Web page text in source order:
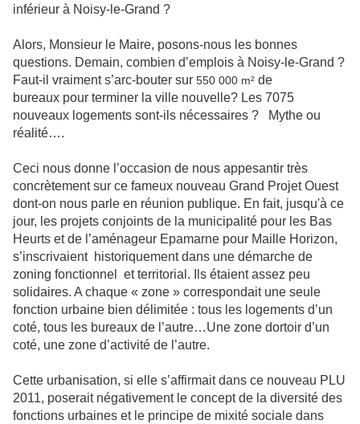
inférieur à Noisy-le-Grand ?
Alors, Monsieur le Maire, posons-nous les bonnes
questions. Demain, combien d’emplois à Noisy-le-Grand ?
Faut-il vraiment s’arc-bouter sur 550 000 m² de
bureaux pour terminer la ville nouvelle? Les 7075
nouveaux logements sont-ils nécessaires ? Mythe ou
réalité….
Ceci nous donne l’occasion de nous appesantir très
concrètement sur ce fameux nouveau Grand Projet Ouest
dont-on nous parle en réunion publique. En fait, jusqu'à ce
jour, les projets conjoints de la municipalité pour les Bas
Heurts et de l’aménageur Epamarne pour Maille Horizon,
s’inscrivaient historiquement dans une démarche de
zoning fonctionnel et territorial. Ils étaient assez peu
solidaires. A chaque « zone » correspondait une seule
fonction urbaine bien délimitée : tous les logements d’un
coté, tous les bureaux de l’autre…Une zone dortoir d’un
coté, une zone d’activité de l’autre.
Cette urbanisation, si elle s’affirmait dans ce nouveau PLU
2011, poserait négativement le concept de la diversité des
fonctions urbaines et le principe de mixité sociale dans